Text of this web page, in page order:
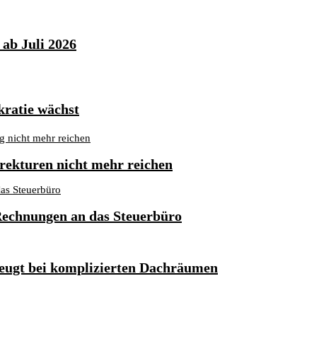
Juli 2026
wächst
nicht mehr reichen
an das Steuerbüro
bei komplizierten Dachräumen